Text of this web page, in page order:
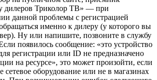
дилеров Триколор ТВ» — при
данной проблемы с регистрацией
именно к дилеру (у которого вы
Ну или напишите, позвоните в службу
появилось сообщение: «это устройство
регистрации или ID не предназначено
на ресурсе», это может произойти, если
сетевое оборудование или не в магазинах